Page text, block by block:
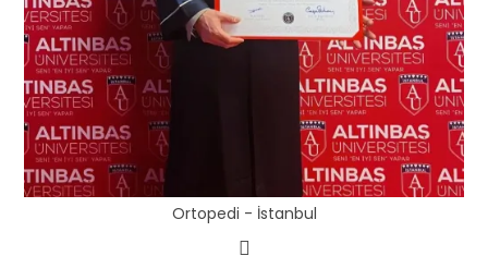
Ortopedi - İstanbul